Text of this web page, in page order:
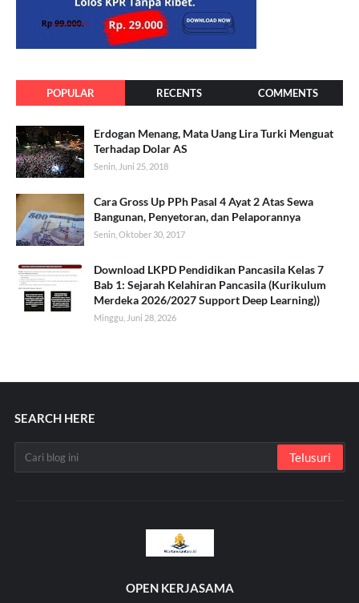
POPULAR RECENTS COMMENTS
Erdogan Menang, Mata Uang Lira Turki Menguat
Terhadap Dolar AS
Senin, Juni 25, 2018
Cara Gross Up PPh Pasal 4 Ayat 2 Atas Sewa
Bangunan, Penyetoran, dan Pelaporannya
Senin, Oktober 30, 2017
Download LKPD Pendidikan Pancasila Kelas 7
Bab 1: Sejarah Kelahiran Pancasila (Kurikulum
Merdeka 2026/2027 Support Deep Learning))
Minggu, Juni 28, 2026
SEARCH HERE
OPEN KERJASAMA